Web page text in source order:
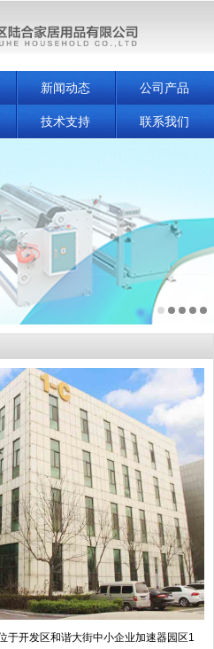
新闻动态 公司产品
技术支持 联系我们
于开发区和谐大街中小企业加速器园区1